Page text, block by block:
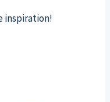
inspiration!